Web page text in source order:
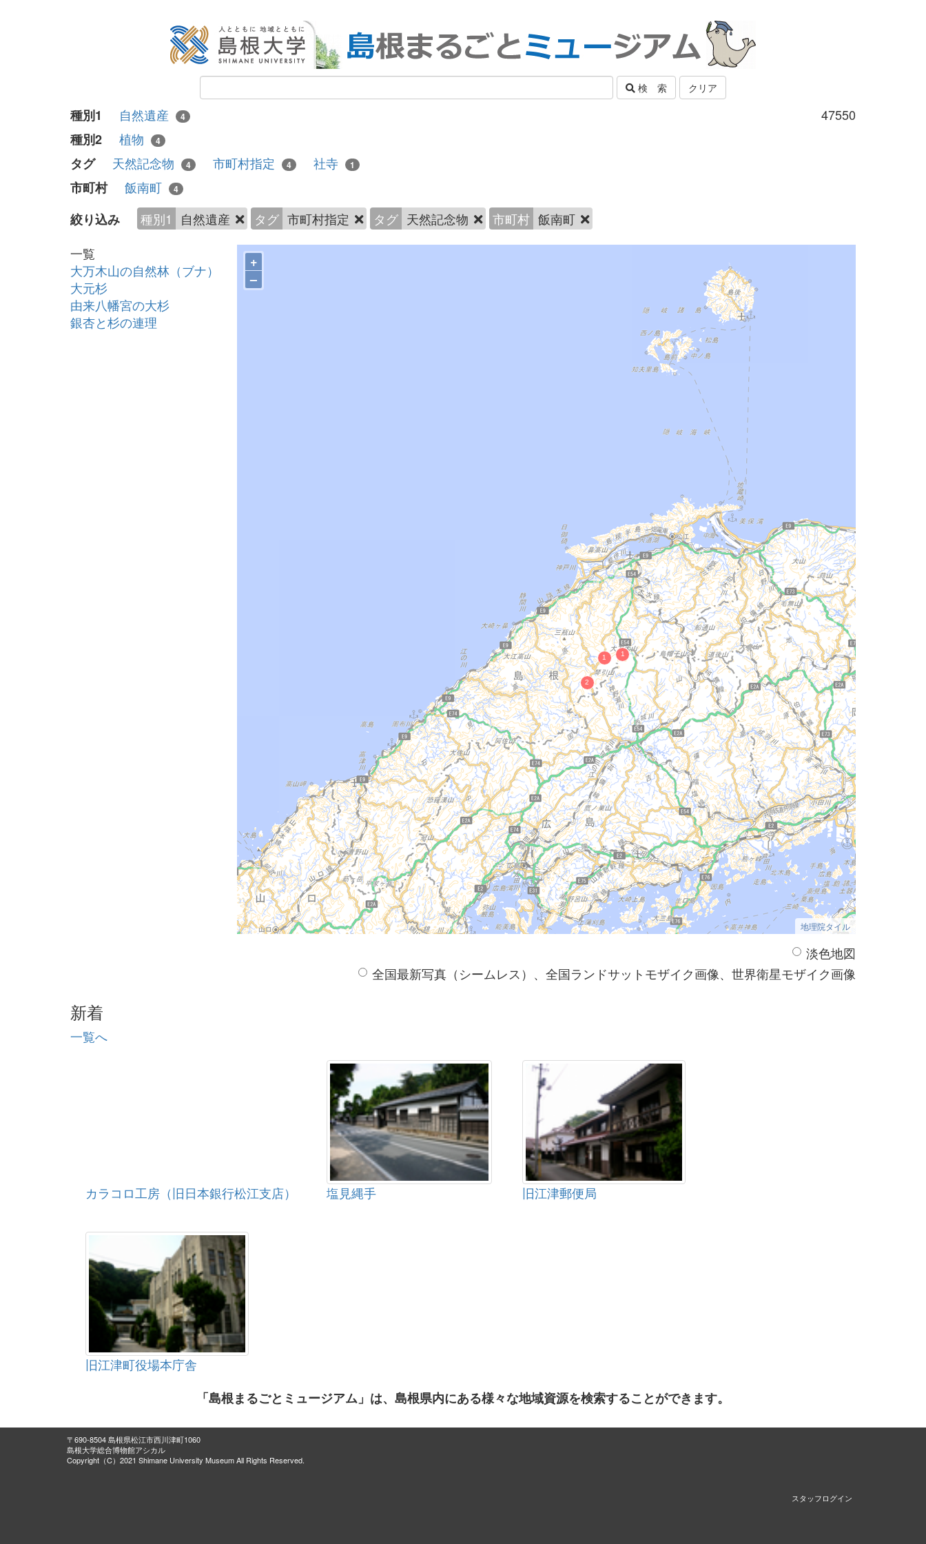
検 索 クリア
47550
種別1 自然遺産 4
種別2 植物 4
タグ 天然記念物 4 市町村指定 4 社寺 1
市町村 飯南町 4
絞り込み 種別1 自然遺産 タグ 市町村指定 タグ 天然記念物 市町村 飯南町
一覧
大万木山の自然林（ブナ）
大元杉
由来八幡宮の大杉
銀杏と杉の連理
+
–
地理院タイル
淡色地図
全国最新写真（シームレス）、全国ランドサットモザイク画像、世界衛星モザイク画像
新着
一覧へ
カラコロ工房（旧日本銀行松江支店） 塩見縄手 旧江津郵便局
旧江津町役場本庁舎
「島根まるごとミュージアム」は、島根県内にある様々な地域資源を検索することができます。
〒690-8504 島根県松江市西川津町1060
島根大学総合博物館アシカル
Copyright（C）2021 Shimane University Museum All Rights Reserved.
スタッフログイン